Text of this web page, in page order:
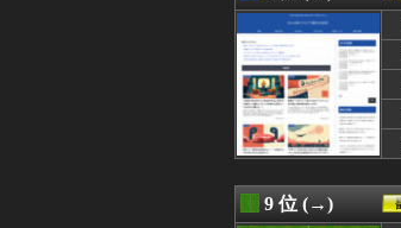
08/09 11:22
08/09 11:15
08/09 11:13
08/09 11:07
08/09 11:05
08/09 11:00
08/09 11:00
08/09 10:42
08/09 10:30
08/09 10:01
9 位 (→)